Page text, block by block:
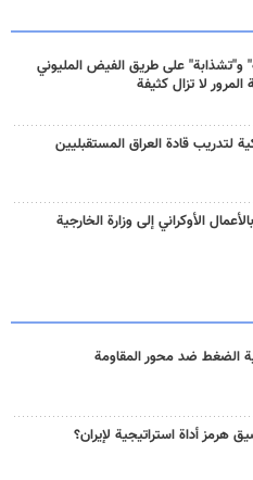
على طريق الفيض المليوني
المرور لا تزال كثيفة
لتدريب قادة العراق المستقبليين
الأوكراني إلى وزارة الخارجية
الضغط ضد محور المقاومة
هرمز أداة استراتيجية لإيران؟